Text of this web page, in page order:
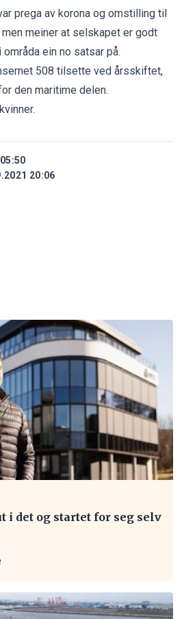
prega av korona og omstilling til
meiner at selskapet er godt
ein no satsar på.
508 tilsette ved årsskiftet,
den maritime delen.
20:06
i det og startet for seg selv